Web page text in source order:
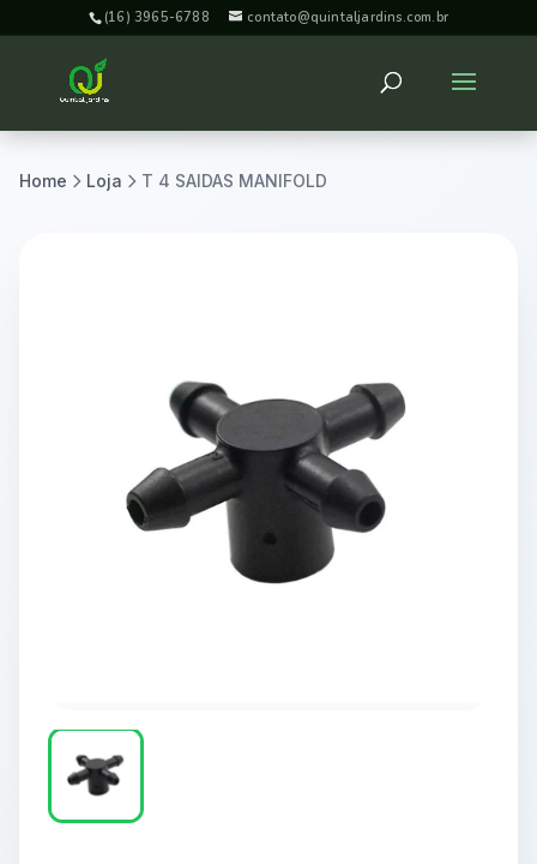
(16) 3965-6788 contato@quintaljardins.com.br
Home Loja T 4 SAIDAS MANIFOLD